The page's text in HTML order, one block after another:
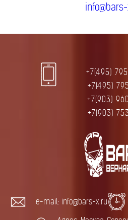
e-mail: info@bars-x.ru
+7(495)
+7(495)
+7(903)
+7(903)